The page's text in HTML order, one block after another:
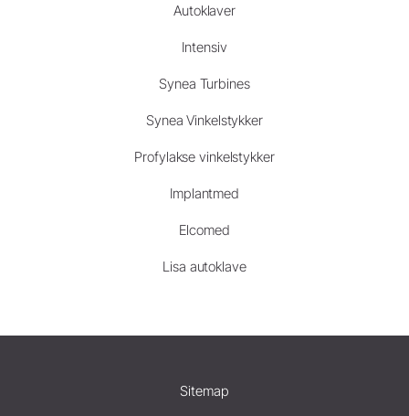
Autoklaver
Intensiv
Synea Turbines
Synea Vinkelstykker
Profylakse vinkelstykker
Implantmed
Elcomed
Lisa autoklave
Sitemap